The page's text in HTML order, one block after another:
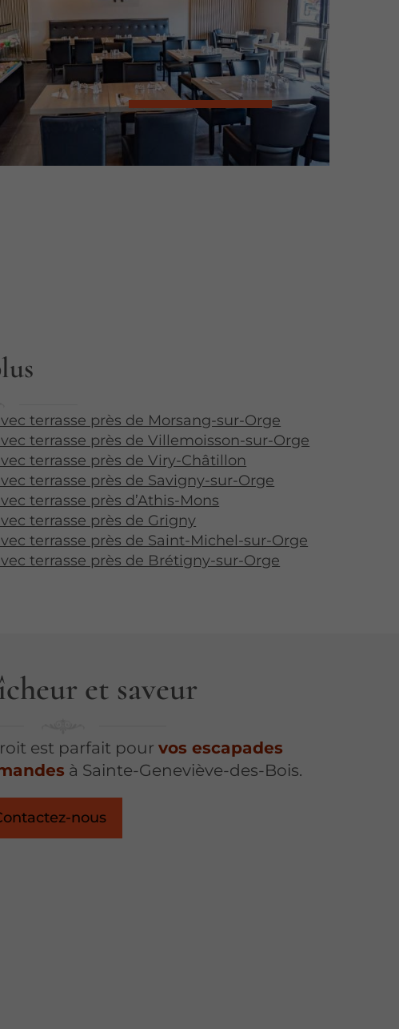
terrasse près de Morsang-sur-Orge
terrasse près de Villemoisson-sur-Orge
terrasse près de Viry-Châtillon
terrasse près de Savigny-sur-Orge
terrasse près d’Athis-Mons
terrasse près de Grigny
terrasse près de Saint-Michel-sur-Orge
terrasse près de Brétigny-sur-Orge
et saveur
est parfait pourvos escapades
à Sainte-Geneviève-des-Bois.
nous